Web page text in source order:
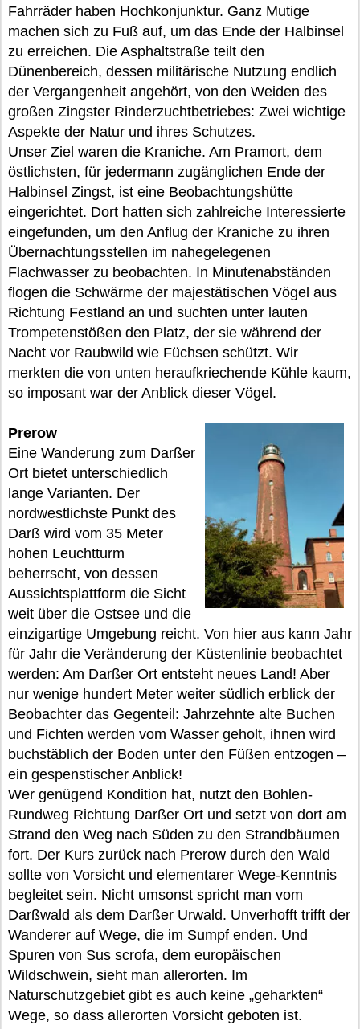
Fahrräder haben Hochkonjunktur. Ganz Mutige
machen sich zu Fuß auf, um das Ende der Halbinsel
zu erreichen. Die Asphaltstraße teilt den
Dünenbereich, dessen militärische Nutzung endlich
der Vergangenheit angehört, von den Weiden des
großen Zingster Rinderzuchtbetriebes: Zwei wichtige
Aspekte der Natur und ihres Schutzes.
Unser Ziel waren die Kraniche. Am Pramort, dem
östlichsten, für jedermann zugänglichen Ende der
Halbinsel Zingst, ist eine Beobachtungshütte
eingerichtet. Dort hatten sich zahlreiche Interessierte
eingefunden, um den Anflug der Kraniche zu ihren
Übernachtungsstellen im nahegelegenen
Flachwasser zu beobachten. In Minutenabständen
flogen die Schwärme der majestätischen Vögel aus
Richtung Festland an und suchten unter lauten
Trompetenstößen den Platz, der sie während der
Nacht vor Raubwild wie Füchsen schützt. Wir
merkten die von unten heraufkriechende Kühle kaum,
so imposant war der Anblick dieser Vögel.
Prerow
Eine Wanderung zum Darßer
Ort bietet unterschiedlich
lange Varianten. Der
nordwestlichste Punkt des
Darß wird vom 35 Meter
hohen Leuchtturm
beherrscht, von dessen
Aussichtsplattform die Sicht
weit über die Ostsee und die
einzigartige Umgebung reicht. Von hier aus kann Jahr
für Jahr die Veränderung der Küstenlinie beobachtet
werden: Am Darßer Ort entsteht neues Land! Aber
nur wenige hundert Meter weiter südlich erblick der
Beobachter das Gegenteil: Jahrzehnte alte Buchen
und Fichten werden vom Wasser geholt, ihnen wird
buchstäblich der Boden unter den Füßen entzogen –
ein gespenstischer Anblick!
Wer genügend Kondition hat, nutzt den Bohlen-
Rundweg Richtung Darßer Ort und setzt von dort am
Strand den Weg nach Süden zu den Strandbäumen
fort. Der Kurs zurück nach Prerow durch den Wald
sollte von Vorsicht und elementarer Wege-Kenntnis
begleitet sein. Nicht umsonst spricht man vom
Darßwald als dem Darßer Urwald. Unverhofft trifft der
Wanderer auf Wege, die im Sumpf enden. Und
Spuren von Sus scrofa, dem europäischen
Wildschwein, sieht man allerorten. Im
Naturschutzgebiet gibt es auch keine „geharkten“
Wege, so dass allerorten Vorsicht geboten ist.